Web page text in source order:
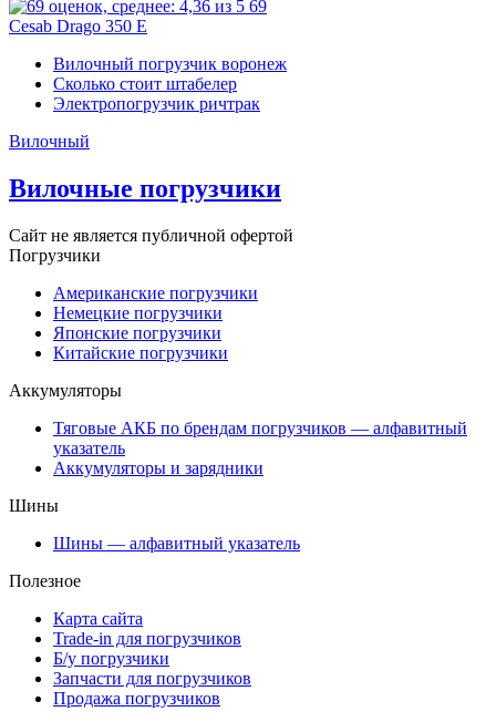
69
Cesab Drago 350 E
Вилочный погрузчик воронеж
Сколько стоит штабелер
Электропогрузчик ричтрак
Вилочный
Вилочные погрузчики
Сайт не является публичной офертой
Погрузчики
Американские погрузчики
Немецкие погрузчики
Японские погрузчики
Китайские погрузчики
Аккумуляторы
Тяговые АКБ по брендам погрузчиков — алфавитный
указатель
Аккумуляторы и зарядники
Шины
Шины — алфавитный указатель
Полезное
Карта сайта
Trade-in для погрузчиков
Б/у погрузчики
Запчасти для погрузчиков
Продажа погрузчиков